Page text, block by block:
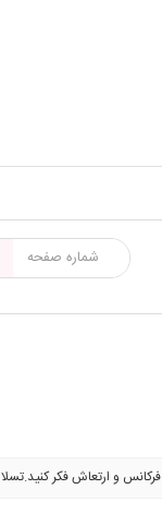
و ارتعاش فکر کنید.تسلا